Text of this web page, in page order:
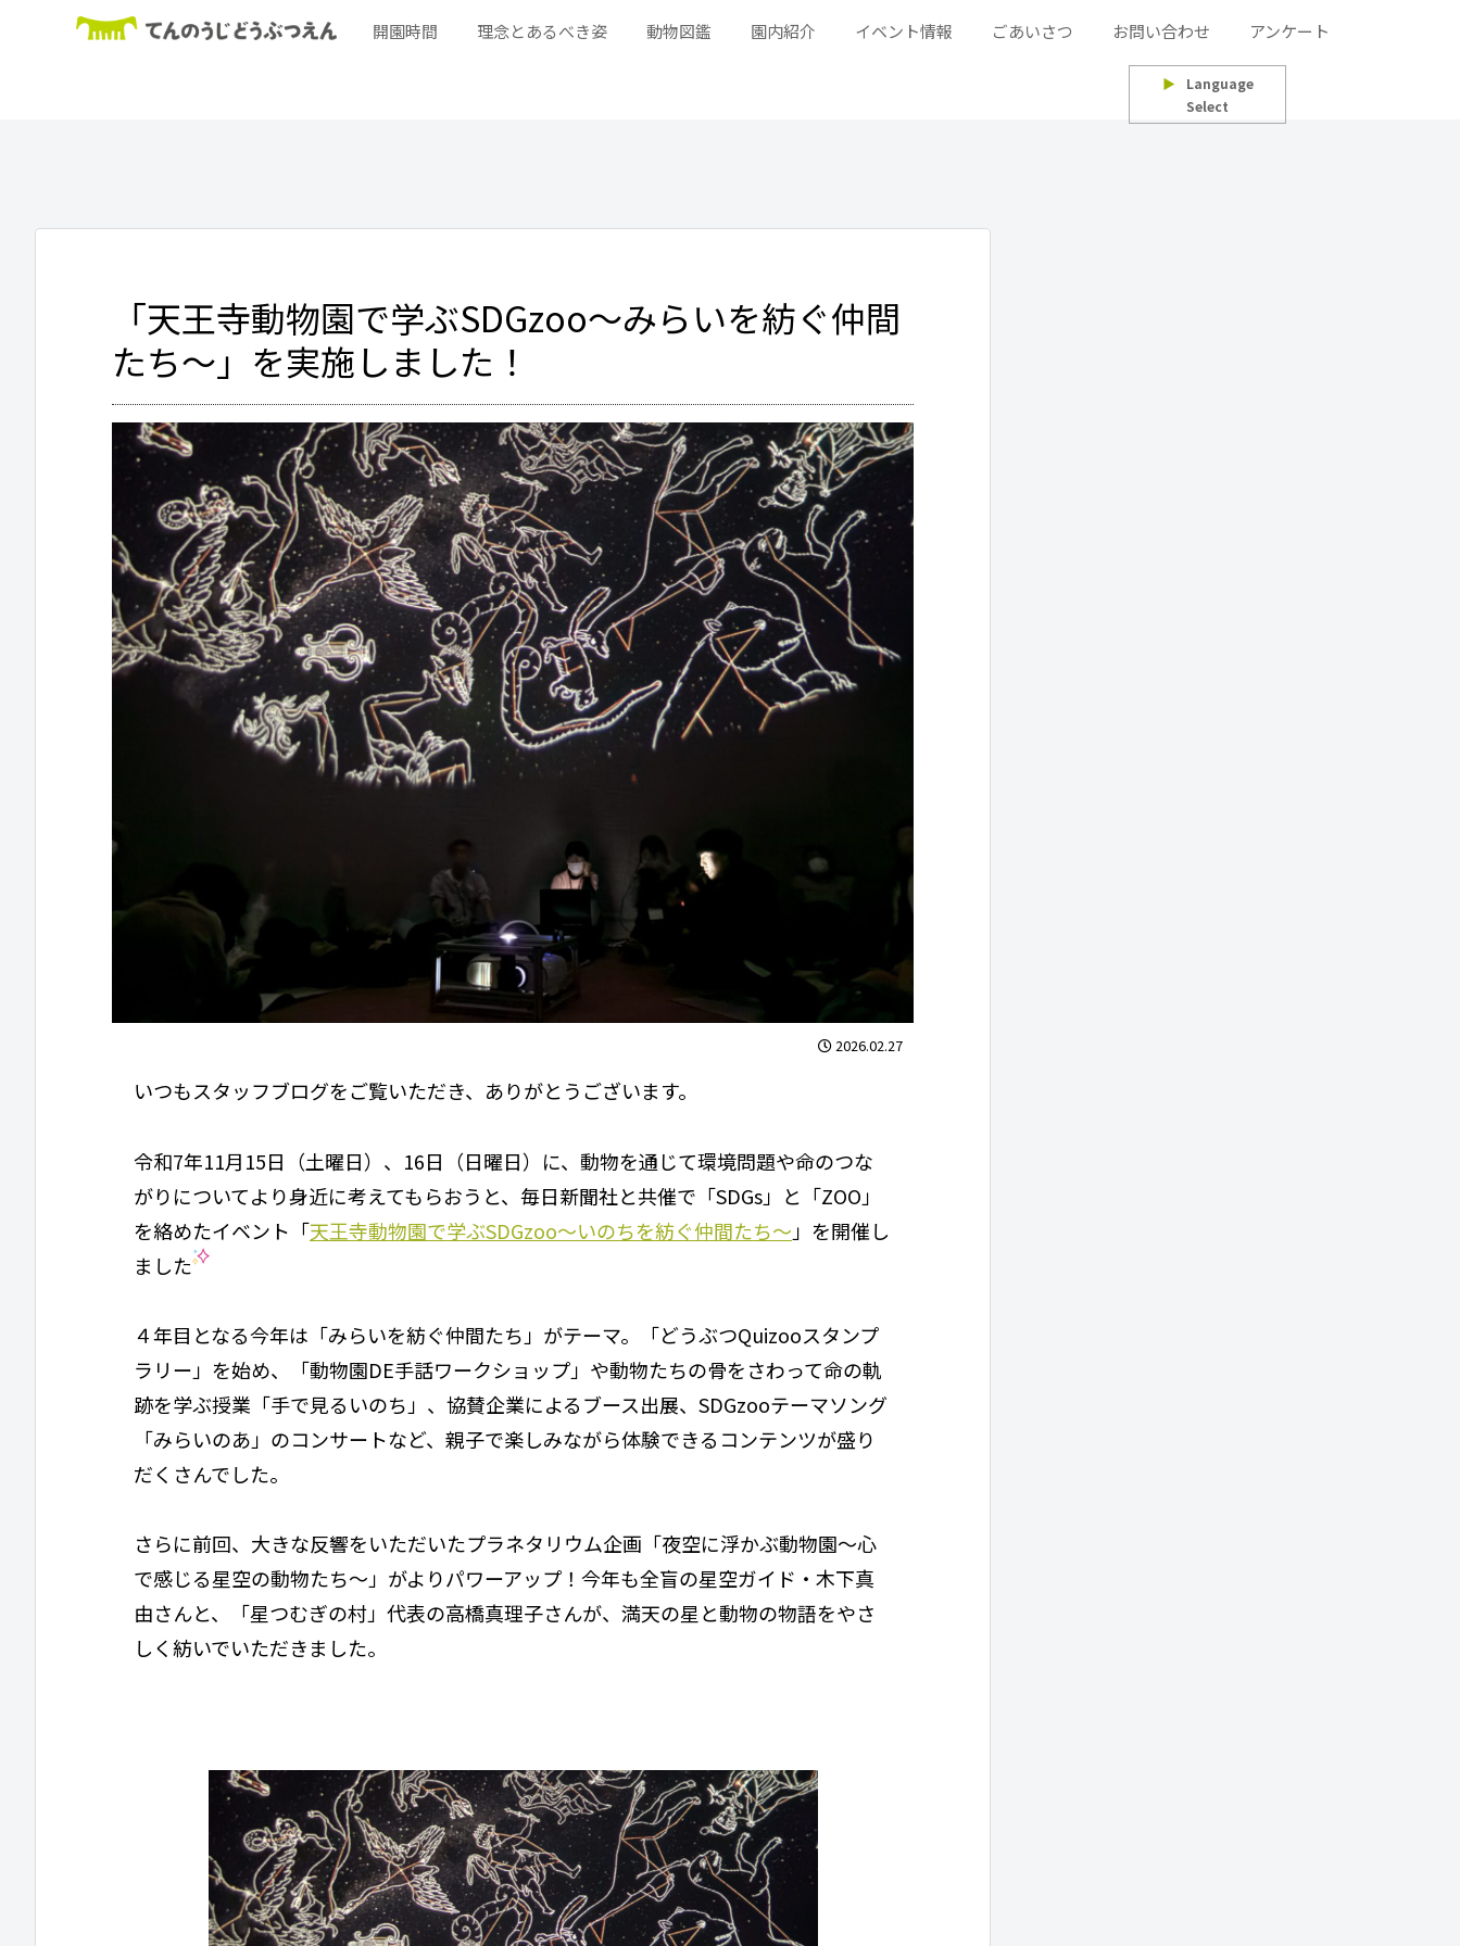
開園時間 理念とあるべき姿 動物図鑑 園内紹介 イベント情報 ごあいさつ お問い合わせ アンケート
▶
Language
Select
「天王寺動物園で学ぶSDGzoo～みらいを紡ぐ仲間
たち～」を実施しました！
2026.02.27
いつもスタッフブログをご覧いただき、ありがとうございます。
令和7年11月15日（土曜日）、16日（日曜日）に、動物を通じて環境問題や命のつな
がりについてより身近に考えてもらおうと、毎日新聞社と共催で「SDGs」と「ZOO」
を絡めたイベント「天王寺動物園で学ぶSDGzoo～いのちを紡ぐ仲間たち～ 」を開催し
ました
４年目となる今年は「みらいを紡ぐ仲間たち」がテーマ。「どうぶつQuizooスタンプ
ラリー」を始め、「動物園DE手話ワークショップ」や動物たちの骨をさわって命の軌
跡を学ぶ授業「手で見るいのち」、協賛企業によるブース出展、SDGzooテーマソング
「みらいのあ」のコンサートなど、親子で楽しみながら体験できるコンテンツが盛り
だくさんでした。
さらに前回、大きな反響をいただいたプラネタリウム企画「夜空に浮かぶ動物園～心
で感じる星空の動物たち～」がよりパワーアップ！今年も全盲の星空ガイド・木下真
由さんと、「星つむぎの村」代表の高橋真理子さんが、満天の星と動物の物語をやさ
しく紡いでいただきました。